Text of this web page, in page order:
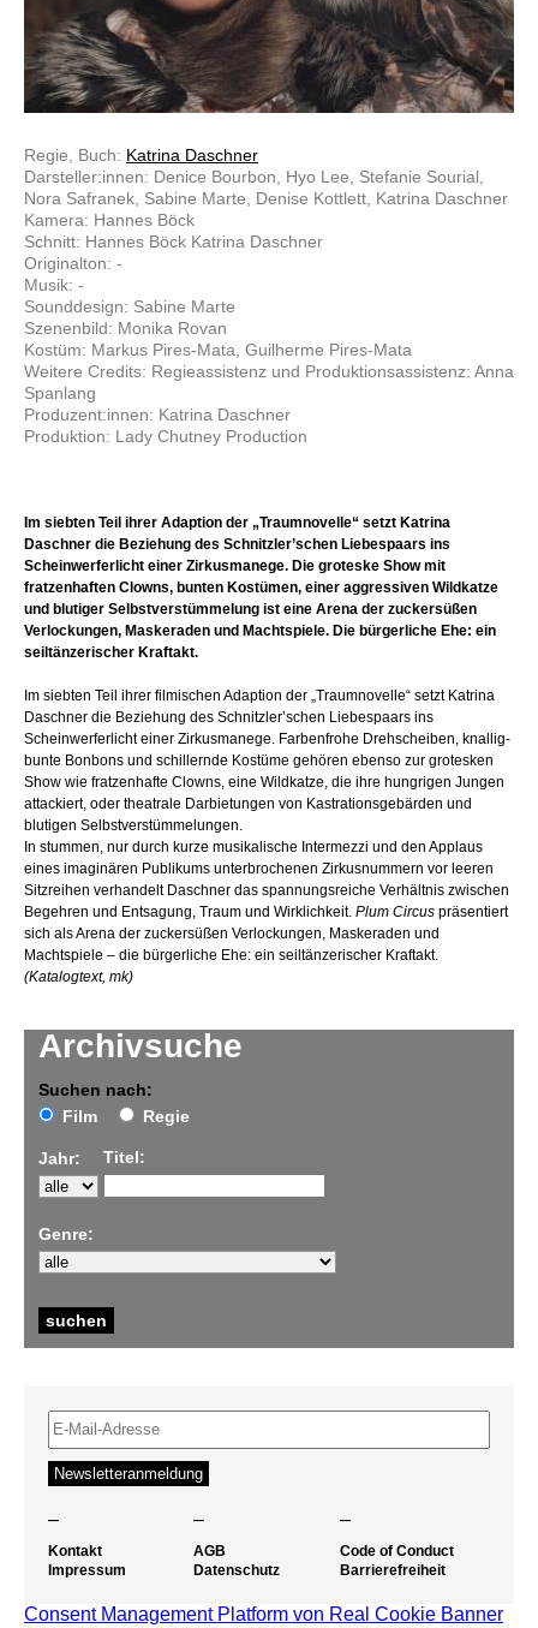
Archivsuche
Suchen nach:
Film
Regie
Jahr: Titel:
Genre:
Regie, Buch: Katrina Daschner
Darsteller:innen: Denice Bourbon, Hyo Lee, Stefanie Sourial,
Nora Safranek, Sabine Marte, Denise Kottlett, Katrina Daschner
Kamera: Hannes Böck
Schnitt: Hannes Böck Katrina Daschner
Originalton: -
Musik: -
Sounddesign: Sabine Marte
Szenenbild: Monika Rovan
Kostüm: Markus Pires-Mata, Guilherme Pires-Mata
Weitere Credits: Regieassistenz und Produktionsassistenz: Anna
Spanlang
Produzent:innen: Katrina Daschner
Produktion: Lady Chutney Production
Im siebten Teil ihrer Adaption der „Traumnovelle“ setzt Katrina
Daschner die Beziehung des Schnitzler’schen Liebespaars ins
Scheinwerferlicht einer Zirkusmanege. Die groteske Show mit
fratzenhaften Clowns, bunten Kostümen, einer aggressiven Wildkatze
und blutiger Selbstverstümmelung ist eine Arena der zuckersüßen
Verlockungen, Maskeraden und Machtspiele. Die bürgerliche Ehe: ein
seiltänzerischer Kraftakt.
Im siebten Teil ihrer filmischen Adaption der „Traumnovelle“ setzt Katrina
Daschner die Beziehung des Schnitzler’schen Liebespaars ins
Scheinwerferlicht einer Zirkusmanege. Farbenfrohe Drehscheiben, knallig-
bunte Bonbons und schillernde Kostüme gehören ebenso zur grotesken
Show wie fratzenhafte Clowns, eine Wildkatze, die ihre hungrigen Jungen
attackiert, oder theatrale Darbietungen von Kastrationsgebärden und
blutigen Selbstverstümmelungen.
In stummen, nur durch kurze musikalische Intermezzi und den Applaus
eines imaginären Publikums unterbrochenen Zirkusnummern vor leeren
Sitzreihen verhandelt Daschner das spannungsreiche Verhältnis zwischen
Begehren und Entsagung, Traum und Wirklichkeit. Plum Circus präsentiert
sich als Arena der zuckersüßen Verlockungen, Maskeraden und
Machtspiele – die bürgerliche Ehe: ein seiltänzerischer Kraftakt.
(Katalogtext, mk)
– – –
Kontakt
Impressum
AGB
Datenschutz
Code of Conduct
Barrierefreiheit
Consent Management Platform von Real Cookie Banner